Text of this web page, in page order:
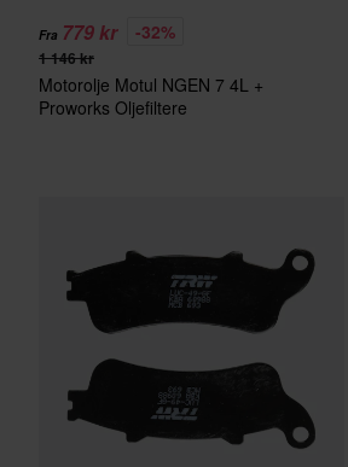
Fra 779 kr -32%
1 146 kr
Motorolje Motul NGEN 7 4L +
Proworks Oljefiltere